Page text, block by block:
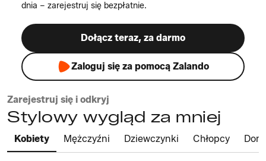
dnia – zarejestruj się bezpłatnie.
Dołącz teraz, za darmo
Zaloguj się za pomocą Zalando
Zarejestruj się i odkryj
Stylowy wygląd za mniej
Kobiety Mężczyźni Dziewczynki Chłopcy Dom